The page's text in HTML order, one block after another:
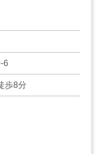
6
歩8分